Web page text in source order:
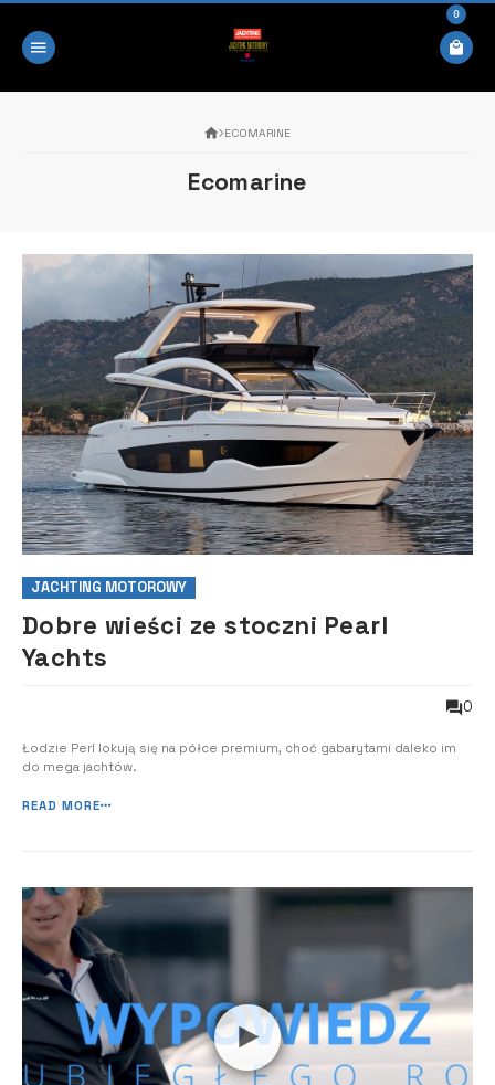
0
ECOMARINE
Ecomarine
JACHTING MOTOROWY
Dobre wieści ze stoczni Pearl
Yachts
0
Łodzie Perl lokują się na półce premium, choć gabarytami daleko im
do mega jachtów.
READ MORE